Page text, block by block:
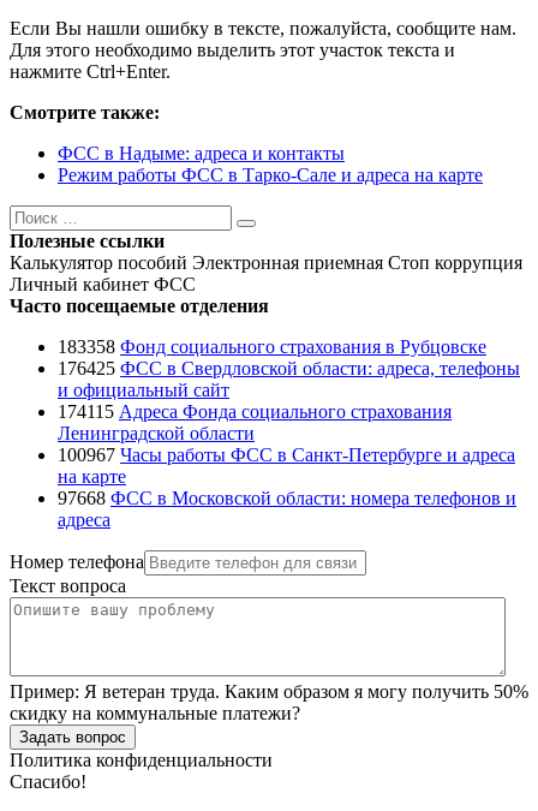
Если Вы нашли ошибку в тексте, пожалуйста, сообщите нам.
Для этого необходимо выделить этот участок текста и
нажмите Ctrl+Enter.
Смотрите также:
ФСС в Надыме: адреса и контакты
Режим работы ФСС в Тарко-Сале и адреса на карте
Поиск
Поиск
Полезные ссылки
Калькулятор пособий Электронная приемная Стоп коррупция
Личный кабинет ФСС
Часто посещаемые отделения
183358 Фонд социального страхования в Рубцовске
176425 ФСС в Свердловской области: адреса, телефоны
и официальный сайт
174115 Адреса Фонда социального страхования
Ленинградской области
100967 Часы работы ФСС в Санкт-Петербурге и адреса
на карте
97668 ФСС в Московской области: номера телефонов и
адреса
Номер телефона
Текст вопроса
Пример: Я ветеран труда. Каким образом я могу получить 50%
скидку на коммунальные платежи?
Задать вопрос
Политика конфиденциальности
Спасибо!